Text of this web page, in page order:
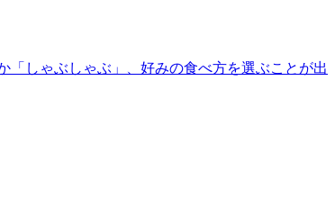
「しゃぶしゃぶ」、好みの食べ方を選ぶことが出